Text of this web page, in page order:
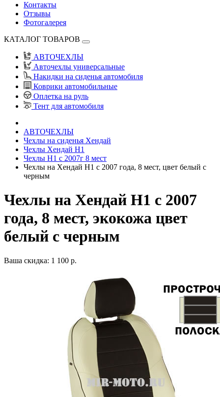
Контакты
Отзывы
Фотогалерея
КАТАЛОГ ТОВАРОВ
АВТОЧЕХЛЫ
Авточехлы универсальные
Накидки на сиденья автомобиля
Коврики автомобильные
Оплетка на руль
Тент для автомобиля
АВТОЧЕХЛЫ
Чехлы на сиденья Хендай
Чехлы Хендай Н1
Чехлы Н1 с 2007г 8 мест
Чехлы на Хендай Н1 с 2007 года, 8 мест, цвет белый с
черным
Чехлы на Хендай Н1 с 2007
года, 8 мест, экокожа цвет
белый с черным
Ваша скидка: 1 100 р.